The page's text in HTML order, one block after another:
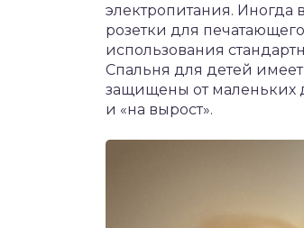
электропитания.
розетки для
использования
Спальня для детей
защищены от маленьких
и «на вырост».